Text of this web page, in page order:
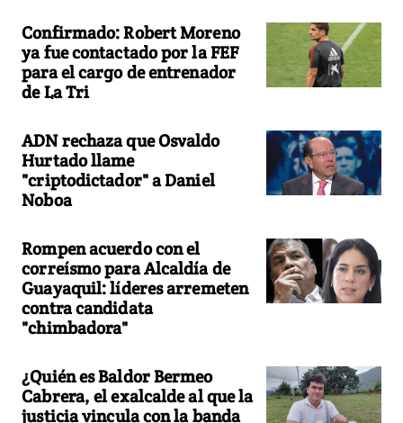
Confirmado: Robert Moreno
ya fue contactado por la FEF
para el cargo de entrenador
de La Tri
ADN rechaza que Osvaldo
Hurtado llame
"criptodictador" a Daniel
Noboa
Rompen acuerdo con el
correísmo para Alcaldía de
Guayaquil: líderes arremeten
contra candidata
"chimbadora"
¿Quién es Baldor Bermeo
Cabrera, el exalcalde al que la
justicia vincula con la banda